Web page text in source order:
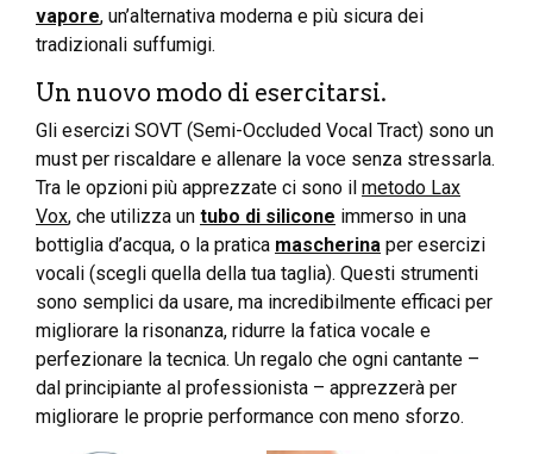
vapore, un’alternativa moderna e più sicura dei
tradizionali suffumigi.
Un nuovo modo di esercitarsi.
Gli esercizi SOVT (Semi-Occluded Vocal Tract) sono un
must per riscaldare e allenare la voce senza stressarla.
Tra le opzioni più apprezzate ci sono il metodo Lax
Vox, che utilizza un tubo di silicone immerso in una
bottiglia d’acqua, o la pratica mascherina per esercizi
vocali (scegli quella della tua taglia). Questi strumenti
sono semplici da usare, ma incredibilmente efficaci per
migliorare la risonanza, ridurre la fatica vocale e
perfezionare la tecnica. Un regalo che ogni cantante –
dal principiante al professionista – apprezzerà per
migliorare le proprie performance con meno sforzo.